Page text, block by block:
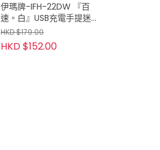
伊瑪牌-IFH-22DW 『百
速。白』USB充電手提迷
你小圓扇
HKD $179.00
HKD $152.00